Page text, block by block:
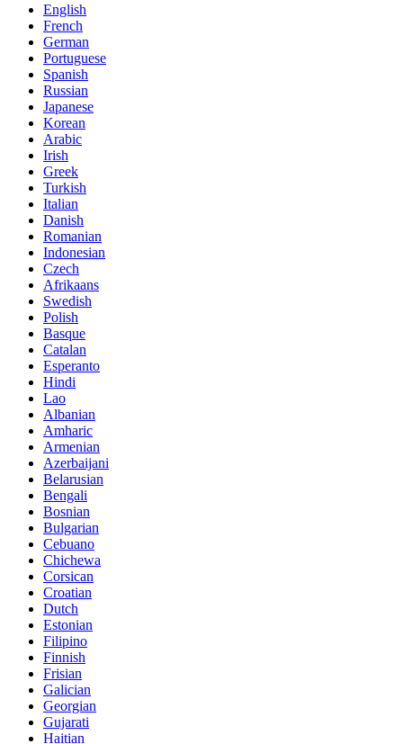
English
French
German
Portuguese
Spanish
Russian
Japanese
Korean
Arabic
Irish
Greek
Turkish
Italian
Danish
Romanian
Indonesian
Czech
Afrikaans
Swedish
Polish
Basque
Catalan
Esperanto
Hindi
Lao
Albanian
Amharic
Armenian
Azerbaijani
Belarusian
Bengali
Bosnian
Bulgarian
Cebuano
Chichewa
Corsican
Croatian
Dutch
Estonian
Filipino
Finnish
Frisian
Galician
Georgian
Gujarati
Haitian